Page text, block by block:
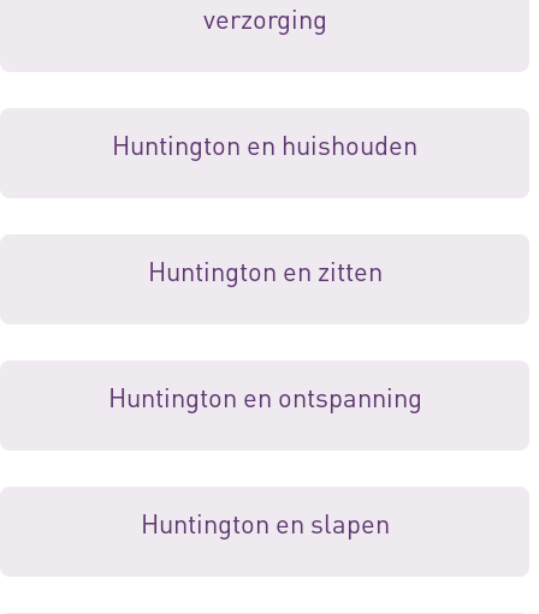
verzorging
Huntington en huishouden
Huntington en zitten
Huntington en ontspanning
Huntington en slapen